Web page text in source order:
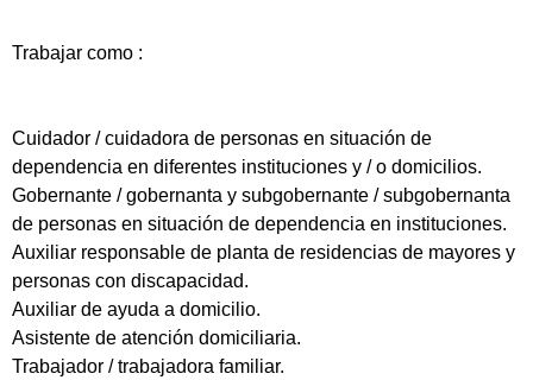
Trabajar como :
Cuidador / cuidadora de personas en situación de
dependencia en diferentes instituciones y / o domicilios.
Gobernante / gobernanta y subgobernante / subgobernanta
de personas en situación de dependencia en instituciones.
Auxiliar responsable de planta de residencias de mayores y
personas con discapacidad.
Auxiliar de ayuda a domicilio.
Asistente de atención domiciliaria.
Trabajador / trabajadora familiar.